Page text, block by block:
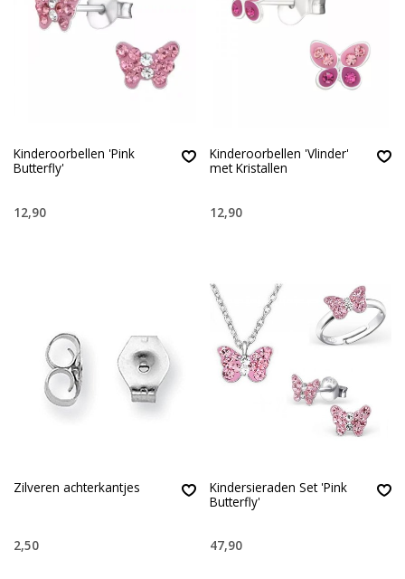
Kinderoorbellen 'Pink
Butterfly'
12,90
Kinderoorbellen 'Vlinder'
met Kristallen
12,90
Zilveren achterkantjes
2,50
Kindersieraden Set 'Pink
Butterfly'
47,90